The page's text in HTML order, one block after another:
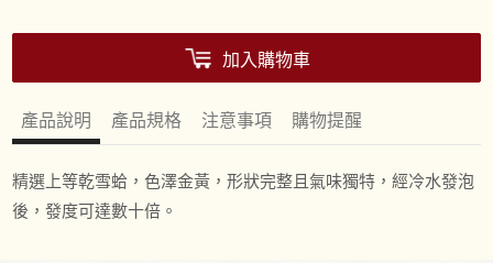
加入購物車
產品說明 產品規格 注意事項 購物提醒
精選上等乾雪蛤，色澤金黃，形狀完整且氣味獨特，經冷水發泡
後，發度可達數十倍。